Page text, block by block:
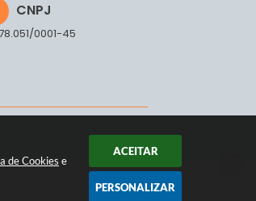
de Cookies e
ACEITAR
PERSONALIZAR
CNPJ
0001-45